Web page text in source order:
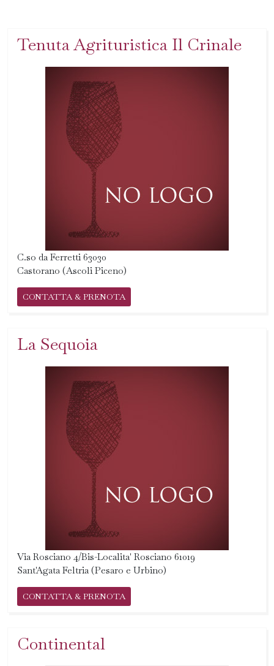
Tenuta Agrituristica Il Crinale
C.so da Ferretti 63030
Castorano (Ascoli Piceno)
CONTATTA & PRENOTA
La Sequoia
Via Rosciano 4/Bis-Localita' Rosciano 61019
Sant'Agata Feltria (Pesaro e Urbino)
CONTATTA & PRENOTA
Continental